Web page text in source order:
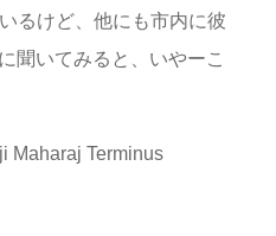
るけど、他にも市内に彼
聞いてみると、いやーこ
Maharaj Terminus